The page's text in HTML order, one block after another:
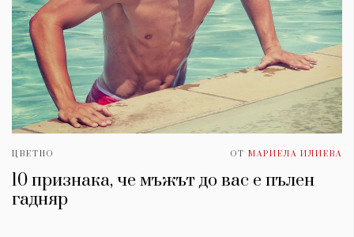
ЦВЕТНО ОТ МАРИЕЛА ИЛИЕВА
10 признака, че мъжът до вас е пълен
гадняр